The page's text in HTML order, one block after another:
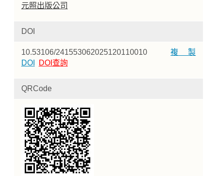
元照出版公司
DOI
10.53106/241553062025120110010複製
DOI
DOI查詢
QRCode